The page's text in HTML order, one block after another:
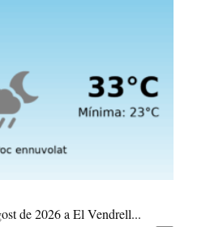
de 2026 a El Vendrell...